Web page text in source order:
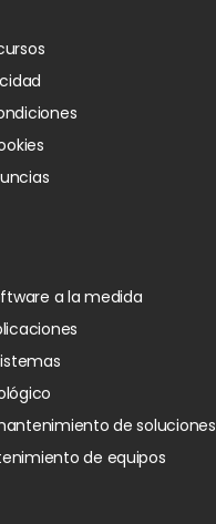
a la medida
de soluciones
de equipos